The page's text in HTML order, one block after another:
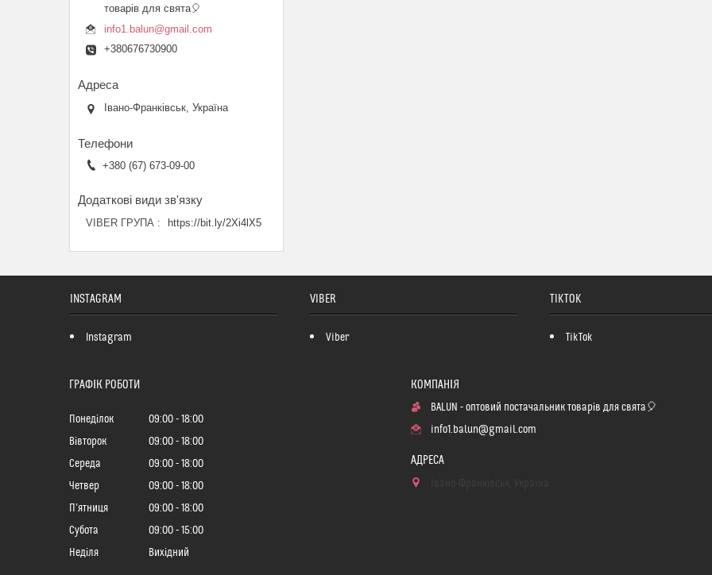
товарів для свята🎈
info1.balun@gmail.com
+380676730900
Івано-Франківськ, Україна
+380 (67) 673-09-00
VIBER ГРУПА https://bit.ly/2Xi4lX5
INSTAGRAM
Instagram
VIBER
Viber
TIKTOK
TikTok
ГРАФІК РОБОТИ
Понеділок 09:00
18:00
Вівторок
09:00
18:00
Середа
09:00
18:00
Четвер
09:00
18:00
Пʼятниця
09:00
18:00
Субота
09:00
15:00
Неділя
Вихідний
BALUN - оптовий постачальник товарів для свята🎈
info1.balun@gmail.com